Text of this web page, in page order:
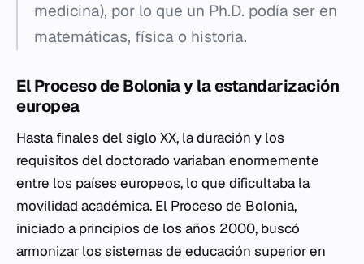
medicina), por lo que un Ph.D. podía ser en
matemáticas, física o historia.
El Proceso de Bolonia y la estandarización
europea
Hasta finales del siglo XX, la duración y los
requisitos del doctorado variaban enormemente
entre los países europeos, lo que dificultaba la
movilidad académica. El Proceso de Bolonia,
iniciado a principios de los años 2000, buscó
armonizar los sistemas de educación superior en